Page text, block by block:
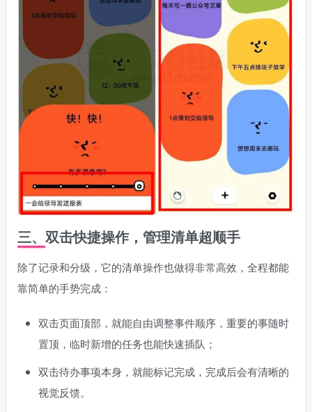
三、双击快捷操作，管理清单超顺手
除了记录和分级，它的清单操作也做得非常高效，全程都能
靠简单的手势完成：
双击页面顶部，就能自由调整事件顺序，重要的事随时
置顶，临时新增的任务也能快速插队；
双击待办事项本身，就能标记完成，完成后会有清晰的
视觉反馈。